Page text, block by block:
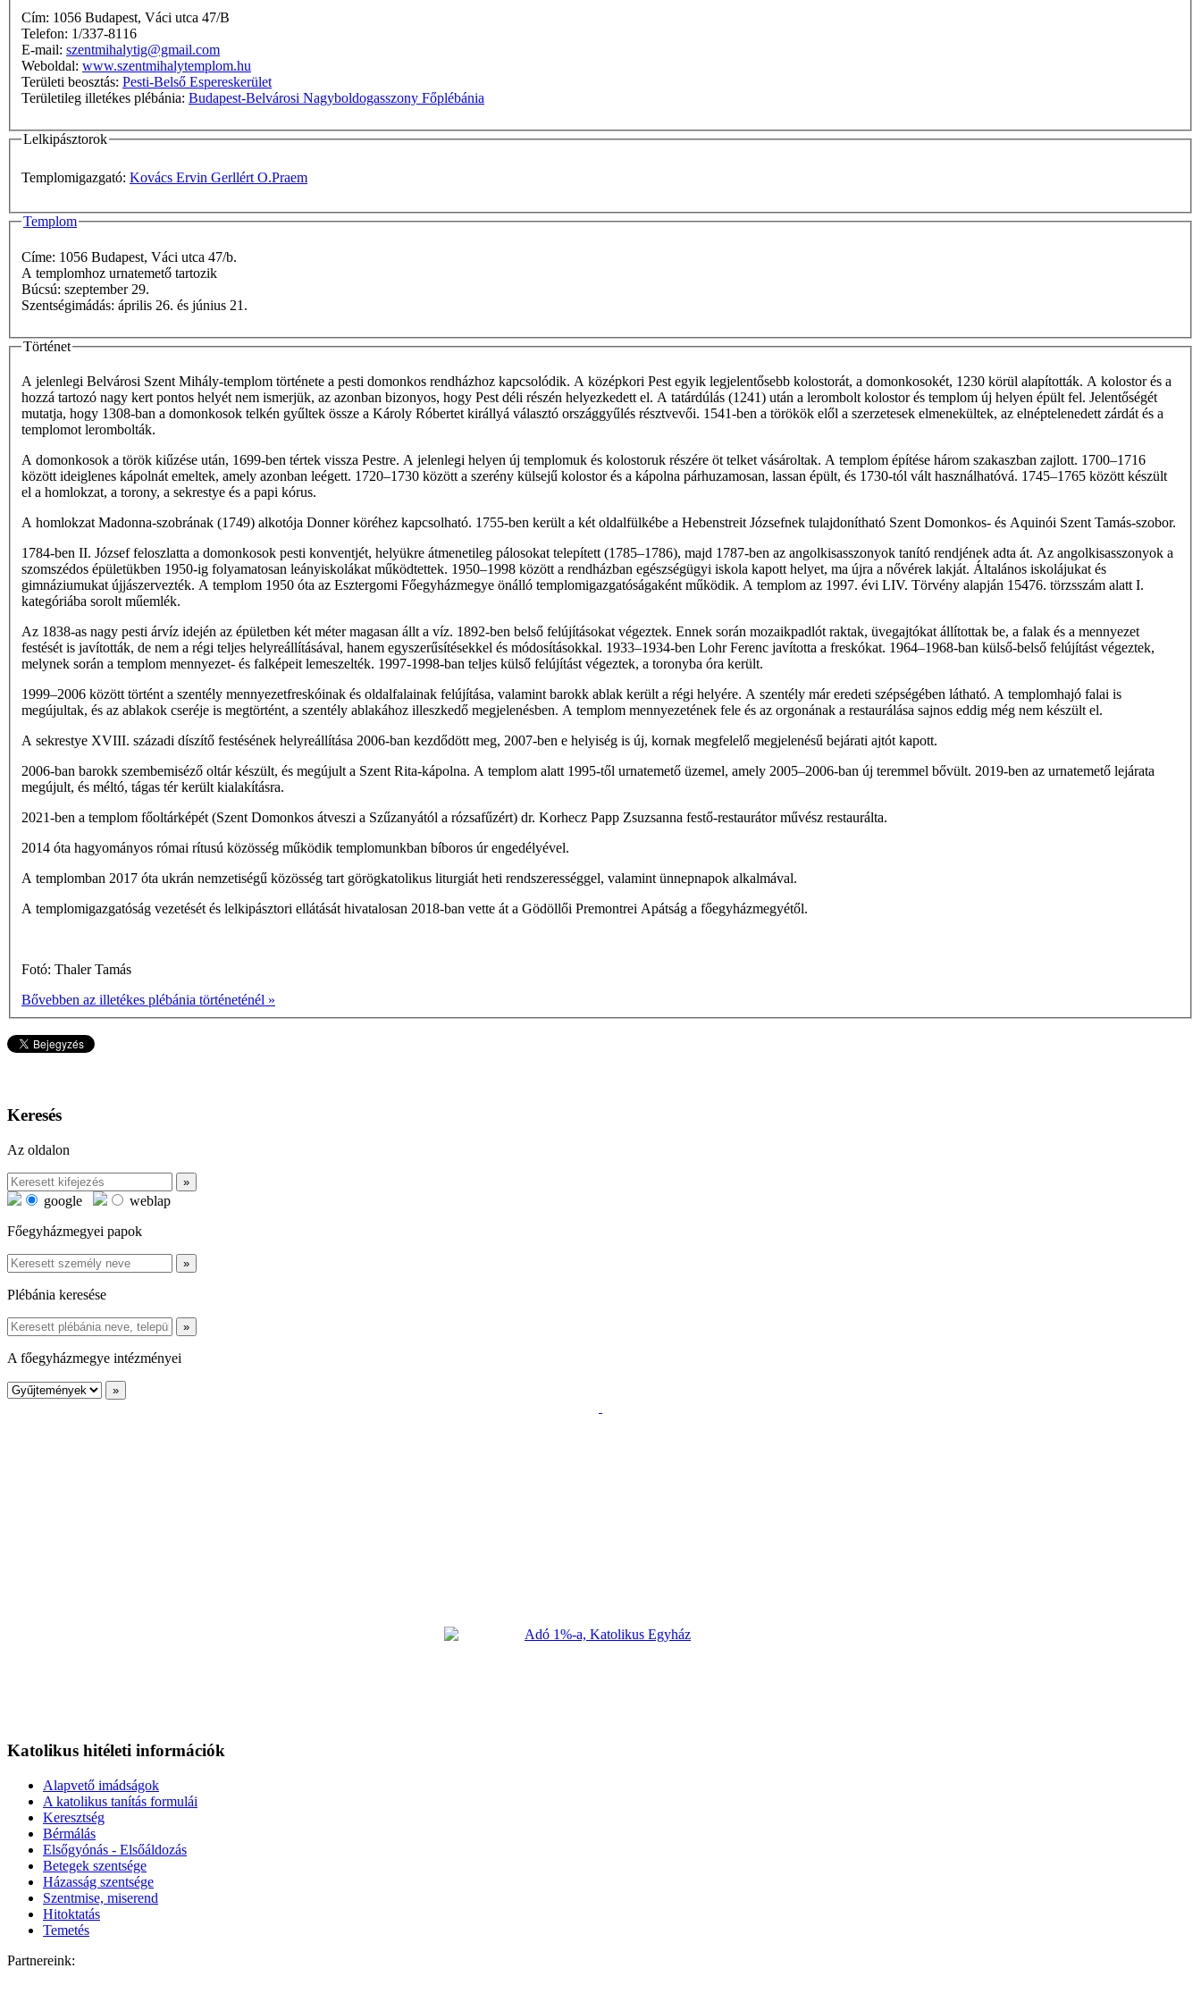
Cím: 1056 Budapest, Váci utca 47/B
Telefon: 1/337-8116
E-mail: szentmihalytig@gmail.com
Weboldal: www.szentmihalytemplom.hu
Területi beosztás: Pesti-Belső Espereskerület
Területileg illetékes plébánia: Budapest-Belvárosi Nagyboldogasszony Főplébánia
Lelkipásztorok
Templomigazgató: Kovács Ervin Gerllért O.Praem
Templom
Címe: 1056 Budapest, Váci utca 47/b.
A templomhoz urnatemető tartozik
Búcsú: szeptember 29.
Szentségimádás: április 26. és június 21.
Történet
A jelenlegi Belvárosi Szent Mihály-templom története a pesti domonkos rendházhoz kapcsolódik. A középkori Pest egyik legjelentősebb kolostorát, a domonkosokét, 1230 körül alapították. A kolostor és a
hozzá tartozó nagy kert pontos helyét nem ismerjük, az azonban bizonyos, hogy Pest déli részén helyezkedett el. A tatárdúlás (1241) után a lerombolt kolostor és templom új helyen épült fel. Jelentőségét
mutatja, hogy 1308-ban a domonkosok telkén gyűltek össze a Károly Róbertet királlyá választó országgyűlés résztvevői. 1541-ben a törökök elől a szerzetesek elmenekültek, az elnéptelenedett zárdát és a
templomot lerombolták.
A domonkosok a török kiűzése után, 1699-ben tértek vissza Pestre. A jelenlegi helyen új templomuk és kolostoruk részére öt telket vásároltak. A templom építése három szakaszban zajlott. 1700–1716
között ideiglenes kápolnát emeltek, amely azonban leégett. 1720–1730 között a szerény külsejű kolostor és a kápolna párhuzamosan, lassan épült, és 1730-tól vált használhatóvá. 1745–1765 között készült
el a homlokzat, a torony, a sekrestye és a papi kórus.
A homlokzat Madonna-szobrának (1749) alkotója Donner köréhez kapcsolható. 1755-ben került a két oldalfülkébe a Hebenstreit Józsefnek tulajdonítható Szent Domonkos- és Aquinói Szent Tamás-szobor.
1784-ben II. József feloszlatta a domonkosok pesti konventjét, helyükre átmenetileg pálosokat telepített (1785–1786), majd 1787-ben az angolkisasszonyok tanító rendjének adta át. Az angolkisasszonyok a
szomszédos épületükben 1950-ig folyamatosan leányiskolákat működtettek. 1950–1998 között a rendházban egészségügyi iskola kapott helyet, ma újra a nővérek lakját. Általános iskolájukat és
gimnáziumukat újjászervezték. A templom 1950 óta az Esztergomi Főegyházmegye önálló templomigazgatóságaként működik. A templom az 1997. évi LIV. Törvény alapján 15476. törzsszám alatt I.
kategóriába sorolt műemlék.
Az 1838-as nagy pesti árvíz idején az épületben két méter magasan állt a víz. 1892-ben belső felújításokat végeztek. Ennek során mozaikpadlót raktak, üvegajtókat állítottak be, a falak és a mennyezet
festését is javították, de nem a régi teljes helyreállításával, hanem egyszerűsítésekkel és módosításokkal. 1933–1934-ben Lohr Ferenc javította a freskókat. 1964–1968-ban külső-belső felújítást végeztek,
melynek során a templom mennyezet- és falképeit lemeszelték. 1997-1998-ban teljes külső felújítást végeztek, a toronyba óra került.
1999–2006 között történt a szentély mennyezetfreskóinak és oldalfalainak felújítása, valamint barokk ablak került a régi helyére. A szentély már eredeti szépségében látható. A templomhajó falai is
megújultak, és az ablakok cseréje is megtörtént, a szentély ablakához illeszkedő megjelenésben. A templom mennyezetének fele és az orgonának a restaurálása sajnos eddig még nem készült el.
A sekrestye XVIII. századi díszítő festésének helyreállítása 2006-ban kezdődött meg, 2007-ben e helyiség is új, kornak megfelelő megjelenésű bejárati ajtót kapott.
2006-ban barokk szembemiséző oltár készült, és megújult a Szent Rita-kápolna. A templom alatt 1995-től urnatemető üzemel, amely 2005–2006-ban új teremmel bővült. 2019-ben az urnatemető lejárata
megújult, és méltó, tágas tér került kialakításra.
2021-ben a templom főoltárképét (Szent Domonkos átveszi a Szűzanyától a rózsafűzért) dr. Korhecz Papp Zsuzsanna festő-restaurátor művész restaurálta.
2014 óta hagyományos római rítusú közösség működik templomunkban bíboros úr engedélyével.
A templomban 2017 óta ukrán nemzetiségű közösség tart görögkatolikus liturgiát heti rendszerességgel, valamint ünnepnapok alkalmával.
A templomigazgatóság vezetését és lelkipásztori ellátását hivatalosan 2018-ban vette át a Gödöllői Premontrei Apátság a főegyházmegyétől.
Fotó: Thaler Tamás
Bővebben az illetékes plébánia történeténél »
Keresés
Az oldalon
google
weblap
Főegyházmegyei papok
Plébánia keresése
A főegyházmegye intézményei
Katolikus hitéleti információk
Alapvető imádságok
A katolikus tanítás formulái
Keresztség
Bérmálás
Elsőgyónás - Elsőáldozás
Betegek szentsége
Házasság szentsége
Szentmise, miserend
Hitoktatás
Temetés
Partnereink: